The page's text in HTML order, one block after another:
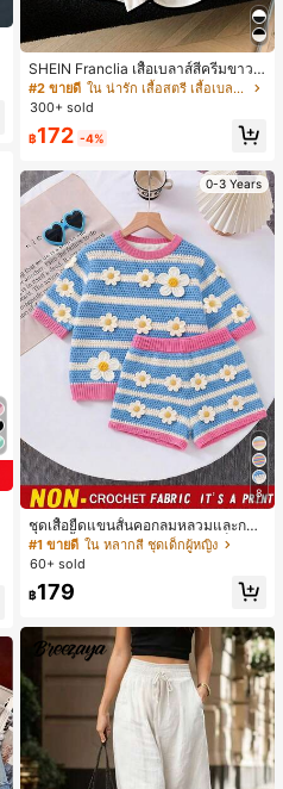
SHEIN Franclia เสื้อเบลาส์สีครีมขาวนุ่
มนวล เอวรูด, แต่งขอบตัดกัน + โบว์ผูก,
แขนพอง จับคู่กับกระโปรงชายระบาย,
กวัน
#2 ขายดี
ใน น่ารัก เสื้อสตรี เสื้อเบลาส์ & Tee
300+ sold
฿172 -4%
0-3 Years
8
ชุดเสื้อยืดแขนสั้นคอกลมหลวมและกาง
เกงขาสั้นไบค์เกอร์รัดรูปสำหรับเด็กผู้ห
ญิง สไตล์มินิมอล เหมาะสำหรับฤดูใบไ
#1 ขายดี ใน หลากสี ชุดเด็กผู้หญิง
60+ sold
฿179